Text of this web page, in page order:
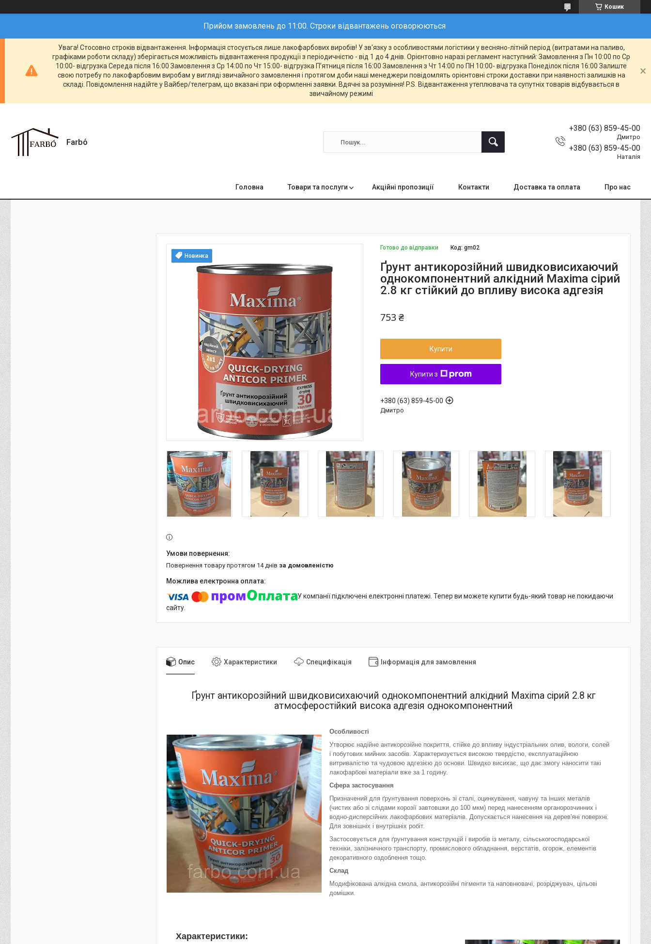
Кошик
Прийом замовлень до 11:00. Строки відвантажень оговорюються
Увага! Стосовно строків відвантаження. Інформація стосується лише лакофарбових виробів! У зв'язку з особливостями логістики у весняно-літній період (витратами на паливо,
графіками роботи складу) зберігається можливість відвантаження продукції з періодичністю - від 1 до 4 днів. Орієнтовно наразі регламент наступний: Замовлення з Пн 10:00 по Ср
10:00- відгрузка Середа після 16:00 Замовлення з Ср 14:00 по Чт 15:00- відгрузка П’ятниця після 16:00 Замовлення з Чт 14:00 по ПН 10:00- відгрузка Понеділок після 16:00 Залиште
свою потребу по лакофарбовим виробам у вигляді звичайного замовлення і протягом доби наші менеджери повідомлять орієнтовні строки доставки при наявності залишків на
складі. Повідомлення надійте у Вайбер/телеграм, що вказані при оформленні заявки. Вдячні за розуміння! P.S. Відвантаження утеплювача та супутніх товарів відбувається в
звичайному режимі
Farbо́
+380 (63) 859-45-00
Дмитро
+380 (63) 859-45-00
Наталія
Головна Товари та послуги Акційні пропозиції Контакти Доставка та оплата Про нас
Новинка
Готово до відправки Код:gm02
Ґрунт антикорозійний швидковисихаючий
однокомпонентний алкідний Maxima сірий
2.8 кг стійкий до впливу висока адгезія
753 ₴
Купити
Купити з
+380 (63) 859-45-00
Дмитро
повернення товару протягом 14 днів за домовленістю
У компанії підключені електронні платежі. Тепер ви можете купити будь-який товар не покидаючи
сайту.
Опис Характеристики Специфікація Інформація для замовлення
Ґрунт антикорозійний швидковисихаючий однокомпонентний алкідний Maxima сірий 2.8 кг
атмосферостійкий висока адгезія однокомпонентний
Особливості
Утворює надійне антикорозійне покриття, стійке до впливу індустріальних олив, вологи, солей
і побутових мийних засобів. Характеризується високою твердістю, експлуатаційною
витривалістю та чудовою адгезією до основи. Швидко висихає, що дає змогу наносити такі
лакофарбові матеріали вже за 1 годину.
Сфера застосування
Призначений для ґрунтування поверхонь зі сталі, оцинкування, чавуну та інших металів
(чистих або зі слідами корозії завтовшки до 100 мкм) перед нанесенням органорозчинних і
водно-дисперсійних лакофарбових матеріалів. Допускається нанесення на дерев'яні поверхні.
Для зовнішніх і внутрішніх робіт.
Застосовується для ґрунтування конструкцій і виробів із металу, сільськогосподарської
техніки, залізничного транспорту, промислового обладнання, верстатів, огорож, елементів
декоративного оздоблення тощо.
Склад
Модифікована алкідна смола, антикорозійні пігменти та наповнювачі, розріджувач, цільові
домішки.
Характеристики: